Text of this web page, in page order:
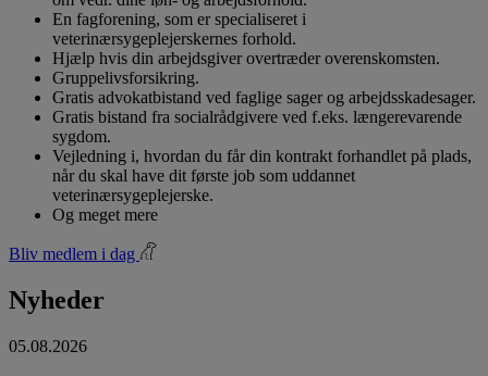
En fagforening, som er specialiseret i
veterinærsygeplejerskernes forhold.
Hjælp hvis din arbejdsgiver overtræder overenskomsten.
Gruppelivsforsikring.
Gratis advokatbistand ved faglige sager og arbejdsskadesager.
Gratis bistand fra socialrådgivere ved f.eks. længerevarende
sygdom.
Vejledning i, hvordan du får din kontrakt forhandlet på plads,
når du skal have dit første job som uddannet
veterinærsygeplejerske.
Og meget mere
Bliv medlem i dag
Nyheder
05.08.2026